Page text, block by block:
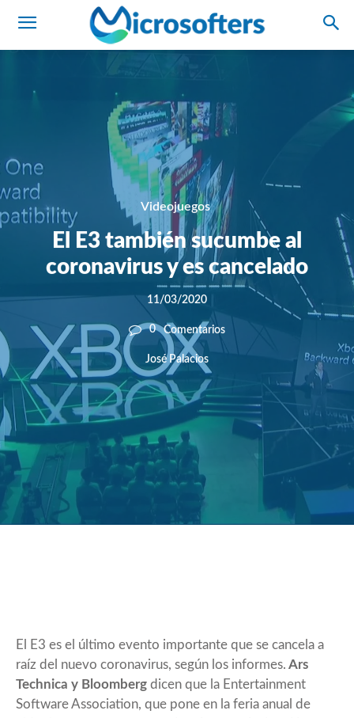
Videojuegos
El E3 también sucumbe al
coronavirus y es cancelado
11/03/2020
0 Comentarios
José Palacios
El E3 es el último evento importante que se cancela a
raíz del nuevo coronavirus, según los informes. Ars
Technica y Bloomberg dicen que la Entertainment
Software Association, que pone en la feria anual de